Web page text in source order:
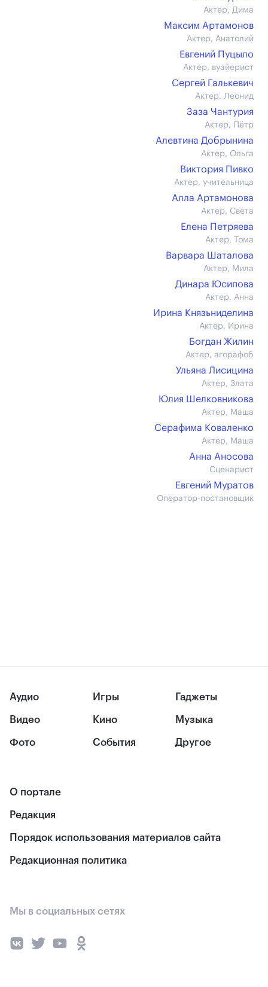
Актер, Дима
Максим Артамонов
Актер, Анатолий
Евгений Пуцыло
Актер, вуайерист
Сергей Галькевич
Актер, Леонид
Заза Чантурия
Актер, Пётр
Алевтина Добрынина
Актер, Ольга
Виктория Пивко
Актер, учительница
Алла Артамонова
Актер, Света
Елена Петряева
Актер, Тома
Варвара Шаталова
Актер, Мила
Динара Юсипова
Актер, Анна
Ирина Князьниделина
Актер, Ирина
Богдан Жилин
Актер, агорафоб
Ульяна Лисицина
Актер, Злата
Юлия Шелковникова
Актер, Маша
Серафима Коваленко
Актер, Маша
Анна Аносова
Сценарист
Евгений Муратов
Оператор-постановщик
Аудио
Видео
Фото
Игры
Кино
События
Гаджеты
Музыка
Другое
О портале
Редакция
Порядок использования материалов сайта
Редакционная политика
Мы в социальных сетях